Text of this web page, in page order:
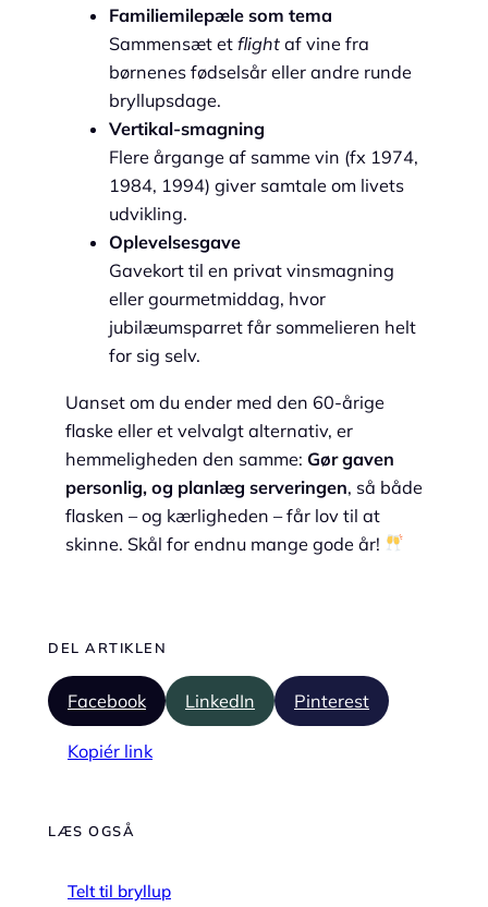
Familiemilepæle som tema
Sammensæt et flight af vine fra
børnenes fødselsår eller andre runde
bryllupsdage.
Vertikal-smagning
Flere årgange af samme vin (fx 1974,
1984, 1994) giver samtale om livets
udvikling.
Oplevelsesgave
Gavekort til en privat vinsmagning
eller gourmetmiddag, hvor
jubilæumsparret får sommelieren helt
for sig selv.
Uanset om du ender med den 60-årige
flaske eller et velvalgt alternativ, er
hemmeligheden den samme: Gør gaven
personlig, og planlæg serveringen, så både
flasken – og kærligheden – får lov til at
skinne. Skål for endnu mange gode år!
DEL ARTIKLEN
Facebook LinkedIn Pinterest
Kopiér link
LÆS OGSÅ
Telt til bryllup